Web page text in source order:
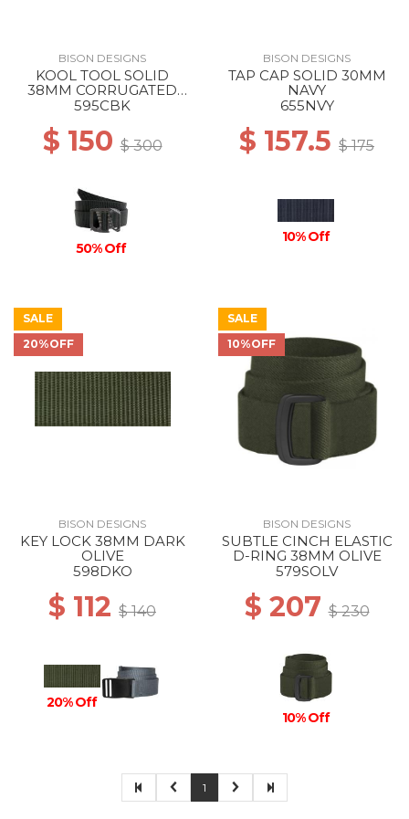
BISON DESIGNS
KOOL TOOL SOLID
38MM CORRUGATED
BLACK
595CBK
$ 150$ 300
50% Off
BISON DESIGNS
TAP CAP SOLID 30MM
NAVY
655NVY
$ 157.5 $ 175
10% Off
SALE
20%OFF
BISON DESIGNS
KEY LOCK 38MM DARK
OLIVE
598DKO
$ 112 $ 140
20% Off
SALE
10%OFF
BISON DESIGNS
SUBTLE CINCH ELASTIC
D-RING 38MM OLIVE
579SOLV
$ 207$ 230
10% Off
1